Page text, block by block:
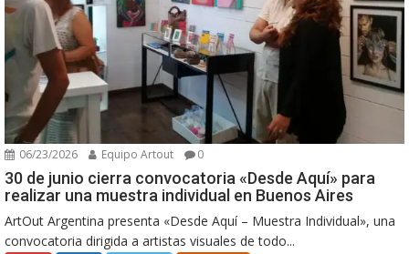
06/23/2026 Equipo Artout 0
30 de junio cierra convocatoria «Desde Aquí» para
realizar una muestra individual en Buenos Aires
ArtOut Argentina presenta «Desde Aquí – Muestra Individual», una
convocatoria dirigida a artistas visuales de todo...